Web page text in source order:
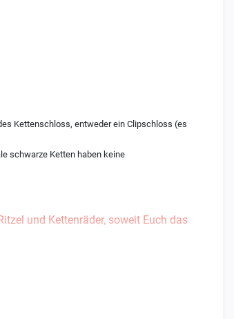
Kettenschloss, entweder ein Clipschloss (es
schwarze Ketten haben keine
und Kettenräder, soweit Euch das
Ritzel/Räder mit Schlammnuten etc.